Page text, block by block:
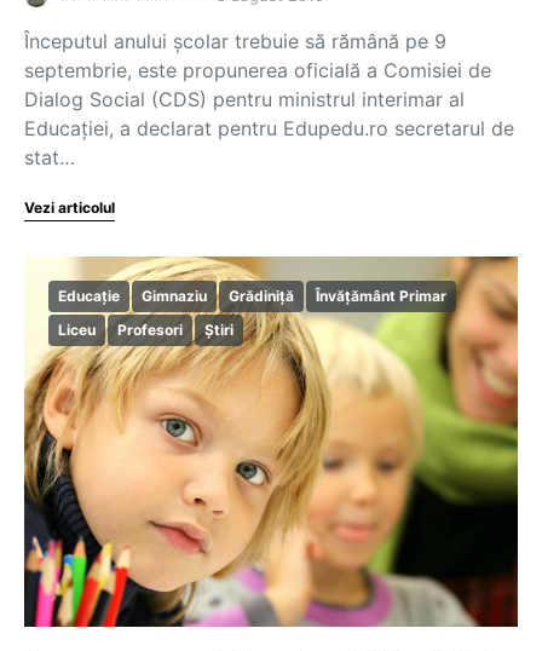
Începutul anului școlar trebuie să rămână pe 9
septembrie, este propunerea oficială a Comisiei de
Dialog Social (CDS) pentru ministrul interimar al
Educației, a declarat pentru Edupedu.ro secretarul de
stat…
Vezi articolul
Educație Gimnaziu Grădiniță
Învățământ Primar
Liceu
Profesori Știri